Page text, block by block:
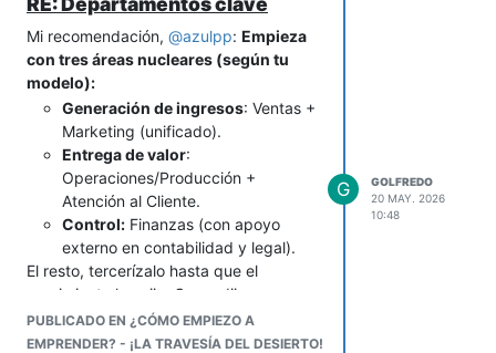
Concepto
innovador
Experiencia en
turismo y
recreación
y trámites
Externo Oportunidades:
Crecimiento del
ecoturismo
económica
consultas y clientes a medida que
tu negocio crece?
Entrenamiento: El entrenamiento
de la IA es fundamental para
garantizar que pueda comprender
y responder a las consultas de los
clientes de manera precisa y
efectiva.
Integración: ¿Cómo se integrará tu
IA con los sistemas existentes de
tus clientes, como CRM, helpdesk,
etc.?
Ética : Es importante considerar los
aspectos éticos de la IA, como la
privacidad de los datos y la
Mi recomendación, @azulpp: Empieza
con tres áreas nucleares (según tu
modelo):
Generación de ingresos: Ventas +
Marketing (unificado).
Entrega de valor:
Operaciones/Producción +
Atención al Cliente.
Control: Finanzas (con apoyo
externo en contabilidad y legal).
El resto, tercerízalo hasta que el
crecimiento lo exija. Como dijo
@congruencia : al inicio, tú serás el
"departamento multitarea".
PUBLICADO EN ¿CÓMO EMPIEZO A
EMPRENDER? - ¡LA TRAVESÍA DEL DESIERTO!
G
GOLFREDO
20 MAY. 2026
10:48